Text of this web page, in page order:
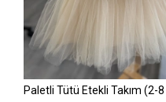
Paletli Tütü Etekli Takım (2-